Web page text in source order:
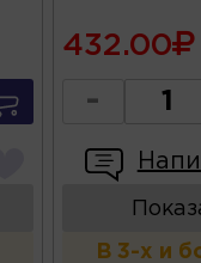
432.00
-
В 3-х и